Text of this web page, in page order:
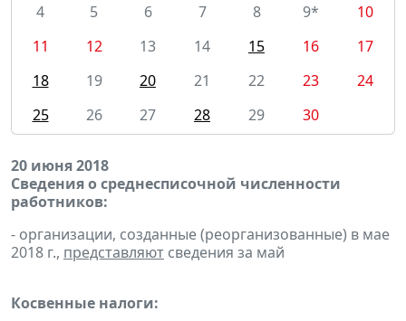
4
5 6 7 8 9*
10
11
12 13 14 15 16
17
18
19 20 21 22 23
24
25
26 27 28 29 30
20 июня 2018
Сведения о среднесписочной численности
работников:
- организации, созданные (реорганизованные) в мае
2018 г., представляют сведения за май
Косвенные налоги: